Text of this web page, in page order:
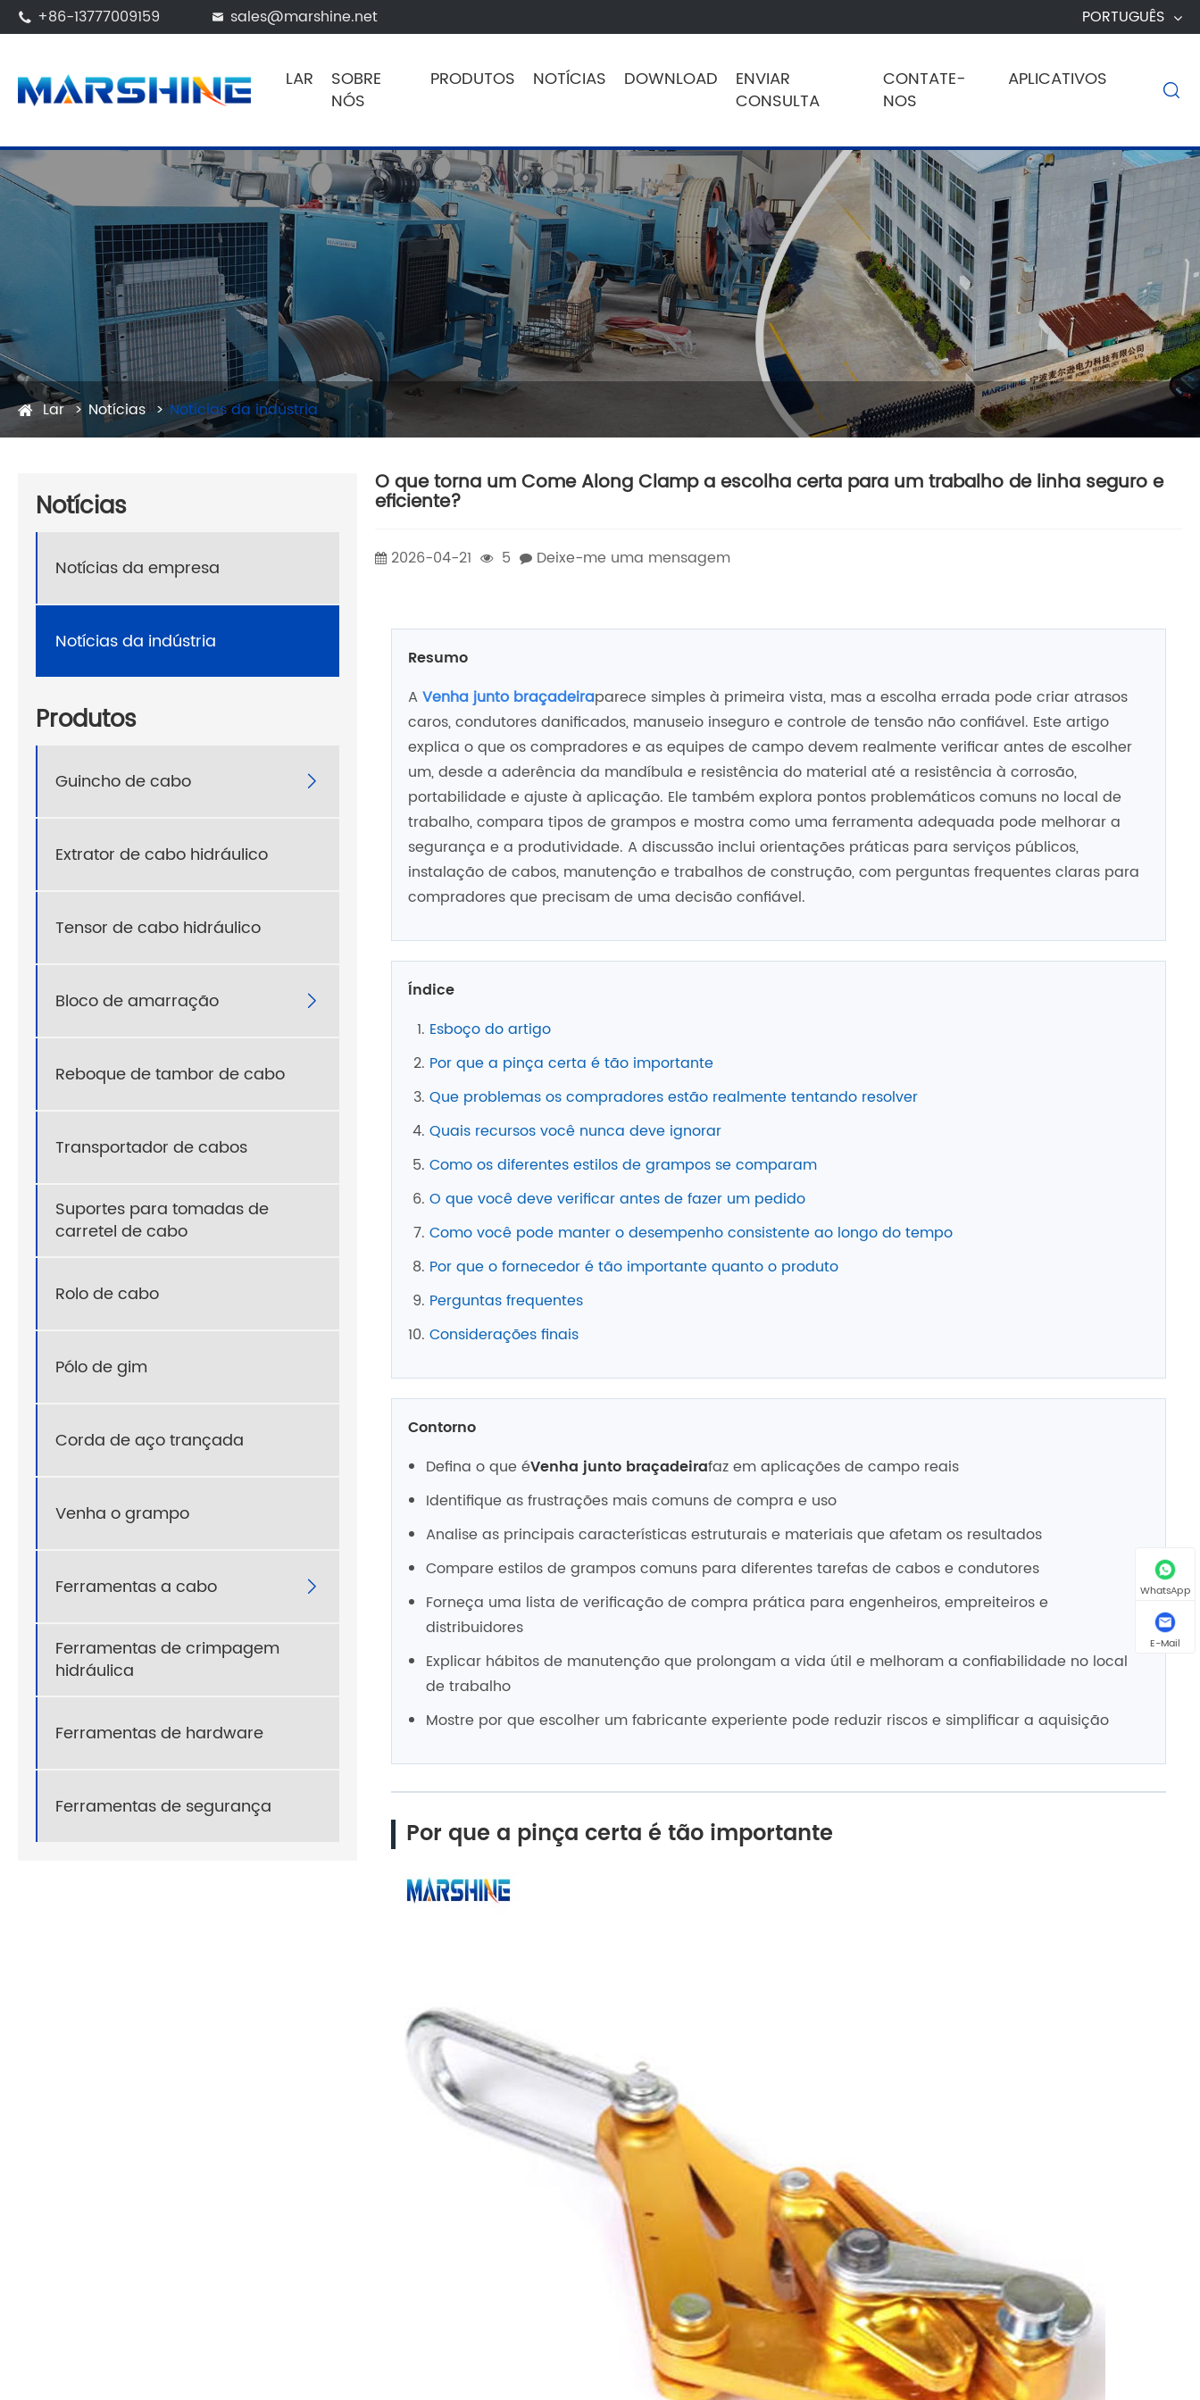
 +86-13777009159  sales@marshine.net PORTUGUÊS
LAR
SOBRE
NÓS
PRODUTOS NOTÍCIAS DOWNLOAD
ENVIAR
CONSULTA
CONTATE-
NOS
APLICATIVOS 
Lar Notícias Notícias da indústria
Notícias
Notícias da empresa
Notícias da indústria
Produtos
Guincho de cabo 
Extrator de cabo hidráulico
Tensor de cabo hidráulico
Bloco de amarração 
Reboque de tambor de cabo
Transportador de cabos
Suportes para tomadas de
carretel de cabo
Rolo de cabo
Pólo de gim
Corda de aço trançada
Venha o grampo
Ferramentas a cabo 
Ferramentas de crimpagem
hidráulica
Ferramentas de hardware
Ferramentas de segurança
O que torna um Come Along Clamp a escolha certa para um trabalho de linha seguro e
eficiente?
2026-04-21 5 Deixe-me uma mensagem
Resumo
AVenha junto braçadeiraparece simples à primeira vista, mas a escolha errada pode criar atrasos
caros, condutores danificados, manuseio inseguro e controle de tensão não confiável. Este artigo
explica o que os compradores e as equipes de campo devem realmente verificar antes de escolher
um, desde a aderência da mandíbula e resistência do material até a resistência à corrosão,
portabilidade e ajuste à aplicação. Ele também explora pontos problemáticos comuns no local de
trabalho, compara tipos de grampos e mostra como uma ferramenta adequada pode melhorar a
segurança e a produtividade. A discussão inclui orientações práticas para serviços públicos,
instalação de cabos, manutenção e trabalhos de construção, com perguntas frequentes claras para
compradores que precisam de uma decisão confiável.
Índice
Esboço do artigo
Por que a pinça certa é tão importante
Que problemas os compradores estão realmente tentando resolver
Quais recursos você nunca deve ignorar
Como os diferentes estilos de grampos se comparam
O que você deve verificar antes de fazer um pedido
Como você pode manter o desempenho consistente ao longo do tempo
Por que o fornecedor é tão importante quanto o produto
Perguntas frequentes
Considerações finais
Contorno
Defina o que éVenha junto braçadeirafaz em aplicações de campo reais
Identifique as frustrações mais comuns de compra e uso
Analise as principais características estruturais e materiais que afetam os resultados
Compare estilos de grampos comuns para diferentes tarefas de cabos e condutores
Forneça uma lista de verificação de compra prática para engenheiros, empreiteiros e
distribuidores
Explicar hábitos de manutenção que prolongam a vida útil e melhoram a confiabilidade no local
de trabalho
Mostre por que escolher um fabricante experiente pode reduzir riscos e simplificar a aquisição
Por que a pinça certa é tão importante
WhatsApp
E-Mail